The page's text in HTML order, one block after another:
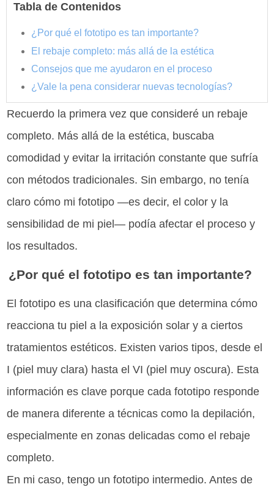
Tabla de Contenidos
¿Por qué el fototipo es tan importante?
El rebaje completo: más allá de la estética
Consejos que me ayudaron en el proceso
¿Vale la pena considerar nuevas tecnologías?
Recuerdo la primera vez que consideré un rebaje
completo. Más allá de la estética, buscaba
comodidad y evitar la irritación constante que sufría
con métodos tradicionales. Sin embargo, no tenía
claro cómo mi fototipo —es decir, el color y la
sensibilidad de mi piel— podía afectar el proceso y
los resultados.
¿Por qué el fototipo es tan importante?
El fototipo es una clasificación que determina cómo
reacciona tu piel a la exposición solar y a ciertos
tratamientos estéticos. Existen varios tipos, desde el
I (piel muy clara) hasta el VI (piel muy oscura). Esta
información es clave porque cada fototipo responde
de manera diferente a técnicas como la depilación,
especialmente en zonas delicadas como el rebaje
completo.
En mi caso, tengo un fototipo intermedio. Antes de